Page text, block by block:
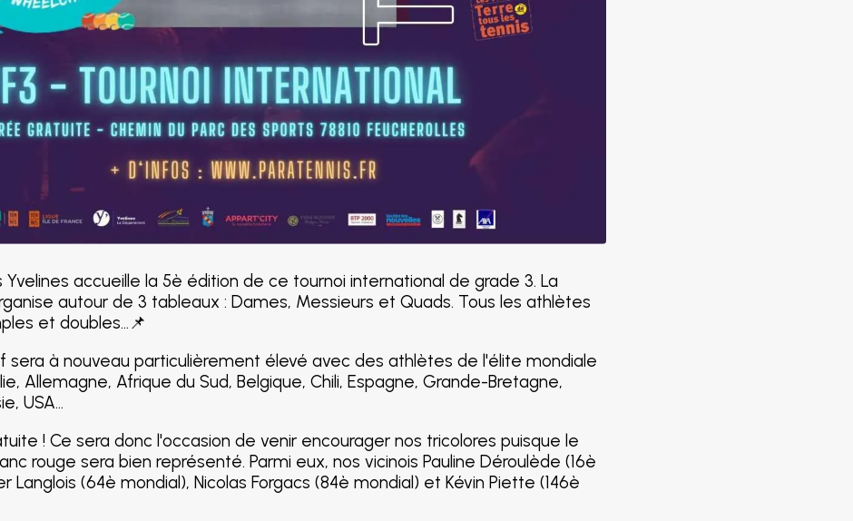
Yvelines accueille la 5è édition de ce tournoi international de grade 3. La
autour de 3 tableaux : Dames, Messieurs et Quads. Tous les athlètes
et doubles...📌
sera à nouveau particulièrement élevé avec des athlètes de l'élite mondiale
Allemagne, Afrique du Sud, Belgique, Chili, Espagne, Grande-Bretagne,
USA...
! Ce sera donc l'occasion de venir encourager nos tricolores puisque le
rouge sera bien représenté. Parmi eux, nos vicinois Pauline Déroulède (16è
Langlois (64è mondial), Nicolas Forgacs (84è mondial) et Kévin Piette (146è